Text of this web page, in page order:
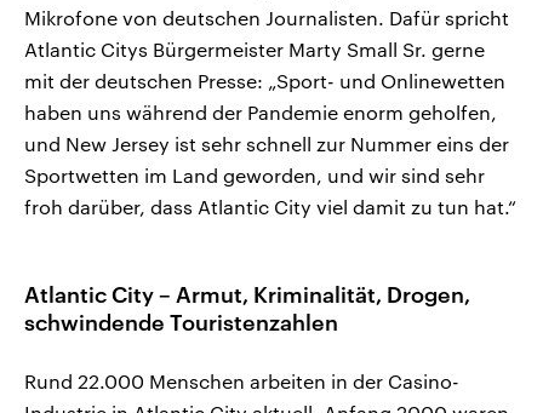
Mikrofone von deutschen Journalisten. Dafür spricht
Atlantic Citys Bürgermeister Marty Small Sr. gerne
mit der deutschen Presse: „Sport- und Onlinewetten
haben uns während der Pandemie enorm geholfen,
und New Jersey ist sehr schnell zur Nummer eins der
Sportwetten im Land geworden, und wir sind sehr
froh darüber, dass Atlantic City viel damit zu tun hat.“
Atlantic City – Armut, Kriminalität, Drogen,
schwindende Touristenzahlen
Rund 22.000 Menschen arbeiten in der Casino-